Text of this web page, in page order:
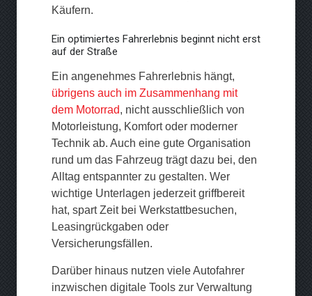
Käufern.
Ein optimiertes Fahrerlebnis beginnt nicht erst
auf der Straße
Ein angenehmes Fahrerlebnis hängt,
übrigens auch im Zusammenhang mit
dem Motorrad, nicht ausschließlich von
Motorleistung, Komfort oder moderner
Technik ab. Auch eine gute Organisation
rund um das Fahrzeug trägt dazu bei, den
Alltag entspannter zu gestalten. Wer
wichtige Unterlagen jederzeit griffbereit
hat, spart Zeit bei Werkstattbesuchen,
Leasingrückgaben oder
Versicherungsfällen.
Darüber hinaus nutzen viele Autofahrer
inzwischen digitale Tools zur Verwaltung